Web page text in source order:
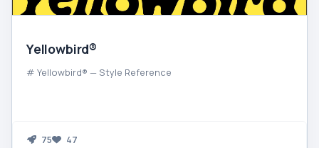
Yellowbird®
# Yellowbird® — Style Reference
75 47